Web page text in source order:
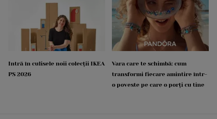
Intră în culisele noii colecții IKEA
PS 2026
Vara care te schimbă: cum
transformi fiecare amintire într-
o poveste pe care o porți cu tine